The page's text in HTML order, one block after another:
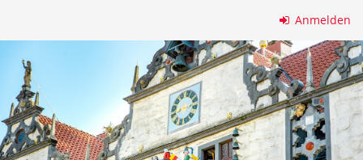
springen
Anmelden